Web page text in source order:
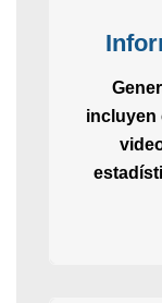
incluyen